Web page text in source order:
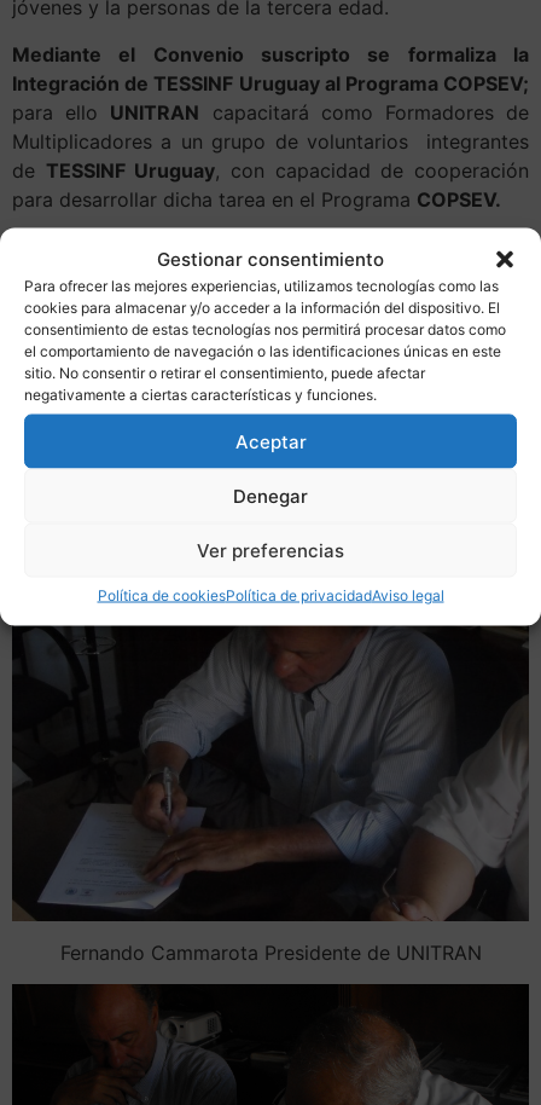
Gestionar consentimiento
Para ofrecer las mejores experiencias, utilizamos tecnologías como las
cookies para almacenar y/o acceder a la información del dispositivo. El
consentimiento de estas tecnologías nos permitirá procesar datos como
el comportamiento de navegación o las identificaciones únicas en este
sitio. No consentir o retirar el consentimiento, puede afectar
negativamente a ciertas características y funciones.
Aceptar
Denegar
Ver preferencias
Política de cookiesPolítica de privacidadAviso legal
jóvenes y la personas de la tercera edad.
Mediante el Convenio suscripto se formaliza la
Integración de TESSINF Uruguay al Programa COPSEV;
para ello UNITRAN capacitará como Formadores de
Multiplicadores a un grupo de voluntarios integrantes
de TESSINF Uruguay, con capacidad de cooperación
para desarrollar dicha tarea en el Programa COPSEV.
Siendo esta una primera acción concreta que permitirá
en el futuro estrechar aún más los lazos de
colaboración entre ambas organizaciones en pro del
cuidado de la vida y la salud de la población de
Uruguay.
Silvana Altieri.
Responsable de TESSINF URUGUAY.
Fernando Cammarota Presidente de UNITRAN